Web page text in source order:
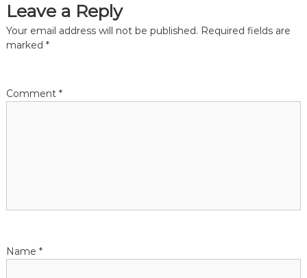
n
a
i
o
Leave a Reply
Your email address will not be published. Required fields are
marked *
Comment *
Name *